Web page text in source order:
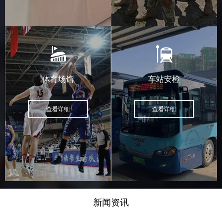
体育场馆
查看详细
车站安检
查看详细
新闻资讯